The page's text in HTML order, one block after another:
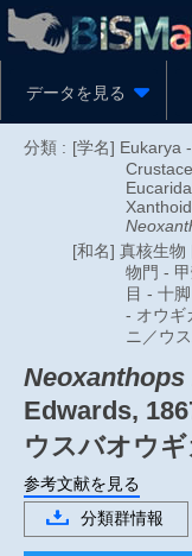
データを見る
分類 : [学名] Eukarya
[和名] 真核生
物門 -
目 - 十
- オウギ
ニ／ウ
Edwards,
ウスバオウ
参考文献を見る
分類群情報